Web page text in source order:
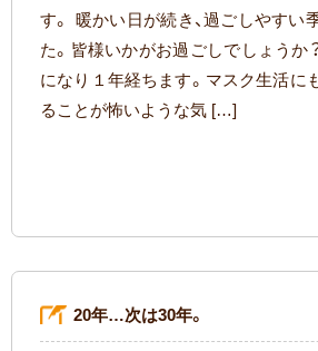
す。 暖かい日が続き、過ごしやすい
た。皆様いかがお過ごしでしょうか
になり１年経ちます。マスク生活に
ることが怖いような気 […]
20年…次は30年。